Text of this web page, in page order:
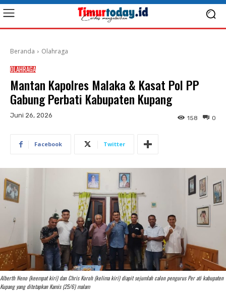
Beranda Olahraga
OLAHRAGA
Mantan Kapolres Malaka & Kasat Pol PP
Gabung Perbati Kabupaten Kupang
Juni 26, 2026 0
158
Facebook Twitter
Alberth Neno (keempat kiri) dan Chris Koroh (kelima kiri) diapit sejumlah calon pengurus Per ati kabupaten
Kupang yang ditetapkan Kamis (25/6) malam